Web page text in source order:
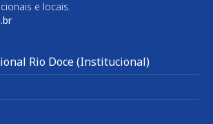
e locais.
Rio Doce (Institucional)